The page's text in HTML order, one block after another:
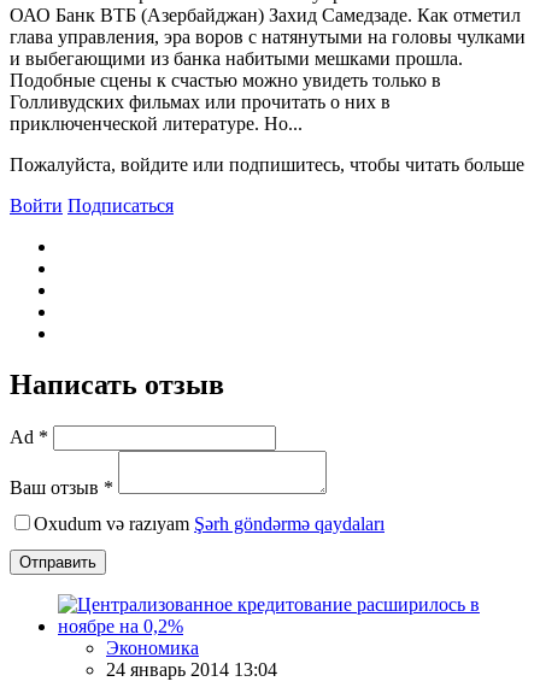
ОАО Банк ВТБ (Азербайджан) Захид Самедзаде. Как отметил
глава управления, эра воров с натянутыми на головы чулками
и выбегающими из банка набитыми мешками прошла.
Подобные сцены к счастью можно увидеть только в
Голливудских фильмах или прочитать о них в
приключенческой литературе. Но...
Пожалуйста, войдите или подпишитесь, чтобы читать больше
Войти Подписаться
Написать отзыв
Ad *
Ваш отзыв *
Oxudum və razıyam Şərh göndərmə qaydaları
Отправить
Экономика
24 январь 2014 13:04